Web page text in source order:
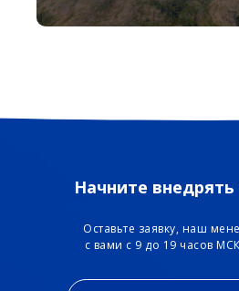
Начните внедрять
Оставьте заявку, наш
с вами с 9 до 19 часов